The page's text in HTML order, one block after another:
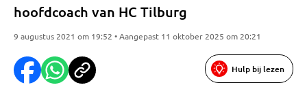
hoofdcoach van HC Tilburg
9 augustus 2021 om 19:52 • Aangepast 11 oktober 2025 om 20:21
Hulp bij lezen